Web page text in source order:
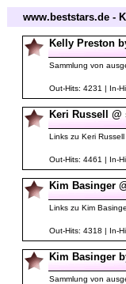
www.beststars.de -
Kelly Preston
Sammlung von
Out-Hits: 4231 | In-
Keri Russell @
Links zu Keri
Out-Hits: 4461 | In-
Kim Basinger
Links zu Kim
Out-Hits: 4318 | In-
Kim Basinger
Sammlung von